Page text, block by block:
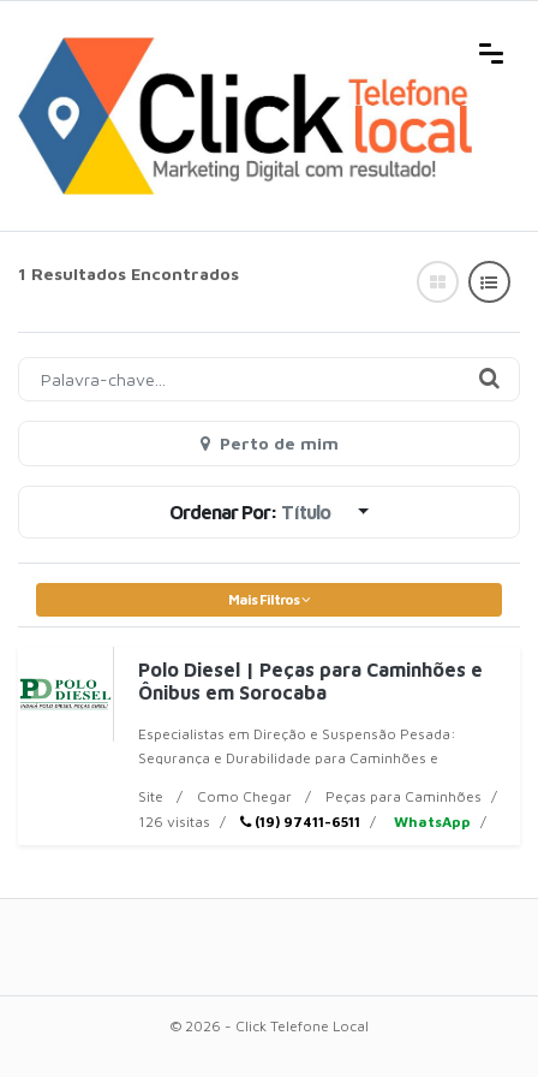
1 Resultados Encontrados
Perto de mim
Ordenar Por: Título
Mais Filtros
Polo Diesel | Peças para Caminhões e
Ônibus em Sorocaba
Especialistas em Direção e Suspensão Pesada:
Segurança e Durabilidade para Caminhões e
Site
Como Chegar
Peças para Caminhões
126 visitas
(19) 97411-6511 WhatsApp
© 2026 - Click Telefone Local